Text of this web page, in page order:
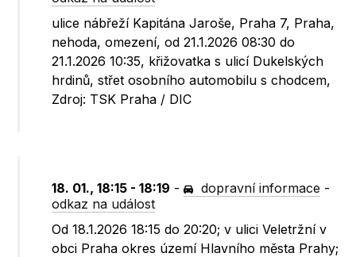
ulice nábřeží Kapitána Jaroše, Praha 7, Praha,
nehoda, omezení, od 21.1.2026 08:30 do
21.1.2026 10:35, křižovatka s ulicí Dukelských
hrdinů, střet osobního automobilu s chodcem,
Zdroj: TSK Praha / DIC
18. 01., 18:15 - 18:19 - dopravní informace -
odkaz na událost
Od 18.1.2026 18:15 do 20:20; v ulici Veletržní v
obci Praha okres území Hlavního města Prahy;